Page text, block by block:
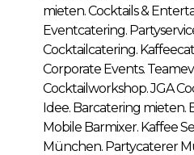
mieten. Cocktails &
Eventcatering.
Cocktailcatering.
Corporate Events.
Cocktailworkshop. JGA
Idee. Barcatering mieten.
Mobile Barmixer. Kaffee
München. Partycaterer